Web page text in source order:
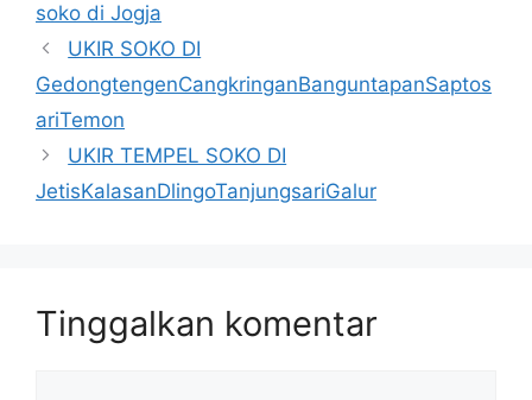
soko di Jogja
UKIR SOKO DI
GedongtengenCangkringanBanguntapanSaptos
ariTemon
UKIR TEMPEL SOKO DI
JetisKalasanDlingoTanjungsariGalur
Tinggalkan komentar